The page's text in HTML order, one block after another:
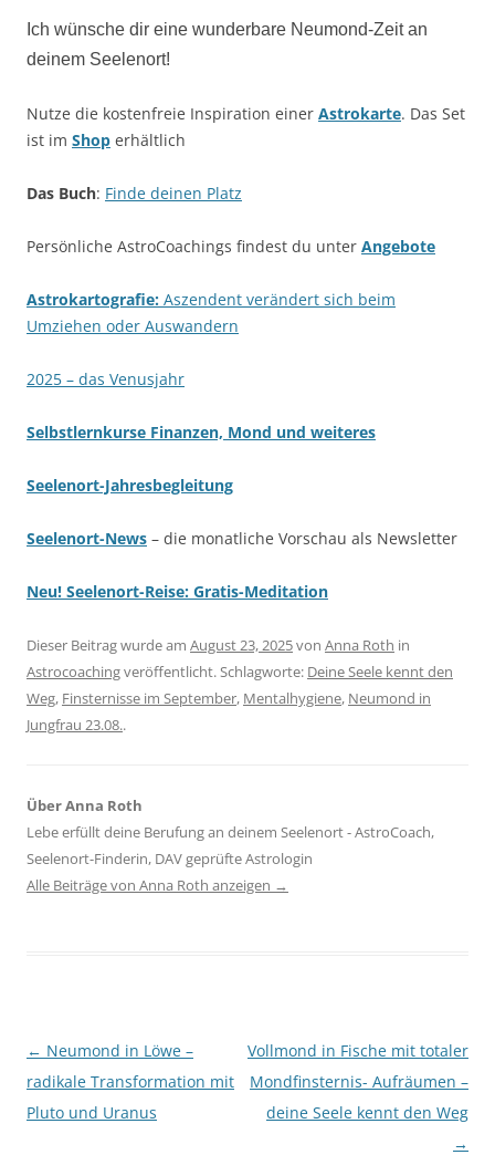
Ich wünsche dir eine wunderbare Neumond-Zeit an
deinem Seelenort!
Nutze die kostenfreie Inspiration einer Astrokarte. Das Set
ist im Shop erhältlich
Das Buch: Finde deinen Platz
Persönliche AstroCoachings findest du unter Angebote
Astrokartografie: Aszendent verändert sich beim
Umziehen oder Auswandern
2025 – das Venusjahr
Selbstlernkurse Finanzen, Mond und weiteres
Seelenort-Jahresbegleitung
Seelenort-News – die monatliche Vorschau als Newsletter
Neu! Seelenort-Reise: Gratis-Meditation
Dieser Beitrag wurde am August 23, 2025von Anna Roth in
Astrocoachingveröffentlicht. Schlagworte: Deine Seele kennt den
Weg, Finsternisse im September, Mentalhygiene, Neumond in
Jungfrau 23.08..
Über Anna Roth
Lebe erfüllt deine Berufung an deinem Seelenort - AstroCoach,
Seelenort-Finderin, DAV geprüfte Astrologin
Alle Beiträge von Anna Roth anzeigen →
Beitragsnavigation
← Neumond in Löwe –
radikale Transformation mit
Pluto und Uranus
Vollmond in Fische mit totaler
Mondfinsternis- Aufräumen –
deine Seele kennt den Weg
→